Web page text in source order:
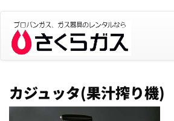
カジュッタ(果汁搾り機)